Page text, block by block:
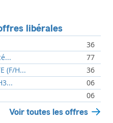
libérales
36
77
(F/H...
36
06
06
Voir toutes les offres